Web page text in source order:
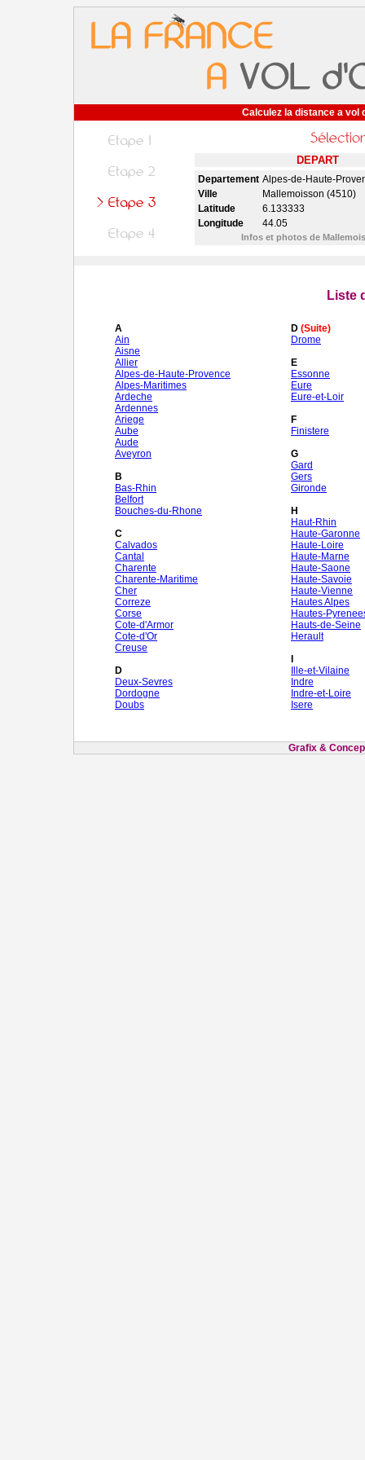
Calculez la distance a vol
DEPART
Departement Alpes-de-Haute-
Ville
Mallemoisson (4510)
Latitude
6.133333
Longitude
44.05
Infos et photos de
Liste
A
Ain
Aisne
Allier
Alpes-de-Haute-Provence
Alpes-Maritimes
Ardeche
Ardennes
Ariege
Aube
Aude
Aveyron
B
Bas-Rhin
Belfort
Bouches-du-Rhone
C
Calvados
Cantal
Charente
Charente-Maritime
Cher
Correze
Corse
Cote-d'Armor
Cote-d'Or
Creuse
D
Deux-Sevres
Dordogne
Doubs
D (Suite)
Drome
E
Essonne
Eure
Eure-et-Loir
F
Finistere
G
Gard
Gers
Gironde
H
Haut-Rhin
Haute-Garonne
Haute-Loire
Haute-Marne
Haute-Saone
Haute-Savoie
Haute-Vienne
Hautes Alpes
Hautes-
Hauts-de-Seine
Herault
Ille-et-Vilaine
Indre
Indre-et-Loire
Isere
Grafix &